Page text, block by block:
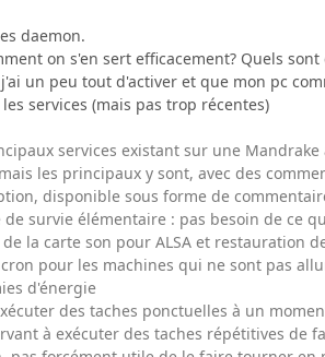
daemon.
on s'en sert efficacement? Quels
un peu tout d'activer et que mon pc
services (mais pas trop récentes)
services existant sur une
les principaux y sont, avec des
disponible sous forme de
survie élémentaire : pas besoin de ce
la carte son pour ALSA et restauration
pour les machines qui ne sont pas
d'énergie
des taches ponctuelles à un
à exécuter des taches répétitives de